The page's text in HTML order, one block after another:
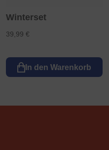
Winterset
39,99 €
In den Warenkorb